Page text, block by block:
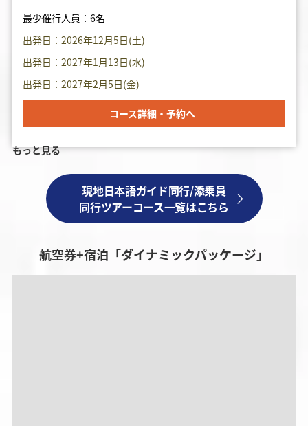
最少催行人員：6名
出発日：2026年12月5日(土)
出発日：2027年1月13日(水)
出発日：2027年2月5日(金)
コース詳細・予約へ
もっと見る
現地日本語ガイド同行/添乗員
同行ツアーコース一覧はこちら
航空券+宿泊「ダイナミックパッケージ」